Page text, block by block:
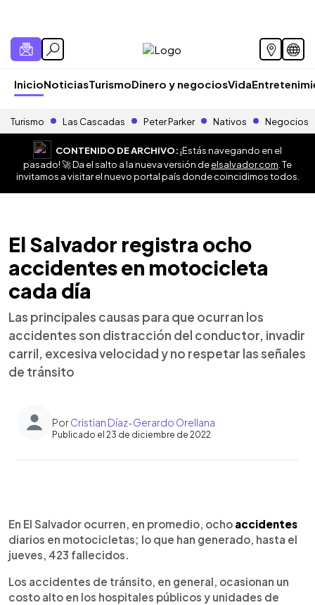
InicioNoticiasTurismoDinero y negociosVida
Turismo Las Cascadas Peter Parker Nativos Negocios
CONTENIDO DE ARCHIVO:¡Estás navegando en el
pasado! 🚀 Da el salto a la nueva versión deelsalvador.com . Te
invitamos a visitar el nuevo portal país donde coincidimos todos.
El Salvador registra ocho
accidentes en motocicleta
cada día
Las principales causas para que ocurran los
accidentes son distracción del conductor, invadir
carril, excesiva velocidad y no respetar las señales
de tránsito
PorCristian Díaz-Gerardo Orellana
Publicado el 23 de diciembre de 2022
► Escuchar artículo
En El Salvador ocurren, en promedio, ocho accidentes
diarios en motocicletas; lo que han generado, hasta el
jueves, 423 fallecidos.
Los accidentes de tránsito, en general, ocasionan un
costo alto en los hospitales públicos y unidades de